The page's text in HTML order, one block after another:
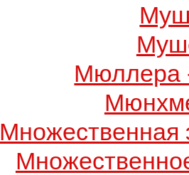
Мюллера
Множественная